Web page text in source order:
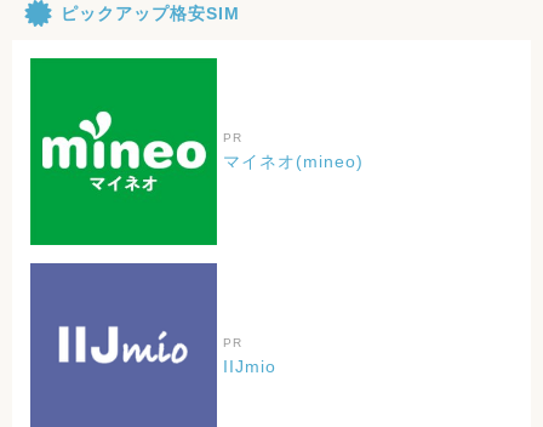
ピックアップ格安SIM
PR
マイネオ(mineo)
PR
IIJmio